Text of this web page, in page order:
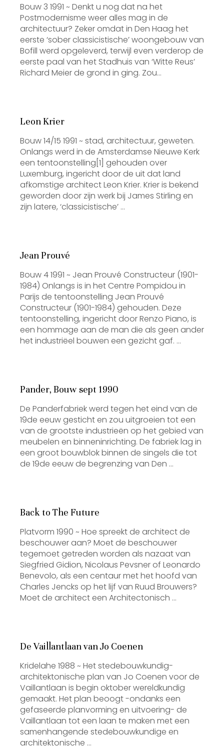
Bouw 3 1991 ~ Denkt u nog dat na het
Postmodernisme weer alles mag in de
architectuur? Zeker omdat in Den Haag het
eerste ‘sober classicistische’ woongebouw van
Bofill werd opgeleverd, terwijl even verderop de
eerste paal van het Stadhuis van ‘Witte Reus’
Richard Meier de grond in ging. Zou…
Leon Krier
Bouw 14/15 1991 ~ stad, architectuur, geweten.
Onlangs werd in de Amsterdamse Nieuwe Kerk
een tentoonstelling[1] gehouden over
Luxemburg, ingericht door de uit dat land
afkomstige architect Leon Krier. Krier is bekend
geworden door zijn werk bij James Stirling en
zijn latere, ‘classicistische’ …
Jean Prouvé
Bouw 4 1991 ~ Jean Prouvé Constructeur (1901-
1984) Onlangs is in het Centre Pompidou in
Parijs de tentoonstelling Jean Prouvé
Constructeur (1901-1984) gehouden. Deze
tentoonstelling, ingericht door Renzo Piano, is
een hommage aan de man die als geen ander
het industriëel bouwen een gezicht gaf. …
Pander, Bouw sept 1990
De Panderfabriek werd tegen het eind van de
19de eeuw gesticht en zou uit­groeien tot een
van de grootste industrieën op het gebied van
meubelen en binnenin­richting. De fabriek lag in
een groot bouwblok binnen de singels die tot
de 19de eeuw de begrenzing van Den …
Back to The Future
Platvorm 1990 ~ Hoe spreekt de architect de
beschouwer aan? Moet de beschouwer
tegemoet getreden worden als nazaat van
Siegfried Gidion, Nicolaus Pevsner of Leonardo
Benevolo, als een centaur met het hoofd van
Charles Jencks op het lijf van Ruud Brouwers?
Moet de architect een Architectonisch …
De Vaillantlaan van Jo Coenen
Kridelahe 1988 ~ Het stedebouwkundig-
architektonische plan van Jo Coenen voor de
Vaillantlaan is begin oktober wereldkundig
gemaakt. Het plan beoogt -ondanks een
gefaseerde planvorming en uitvoering- de
Vaillantlaan tot een laan te maken met een
samenhangende stedebouwkundige en
architektonische …